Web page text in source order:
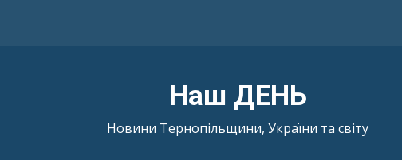
Наш ДЕНЬ
Новини Тернопільщини, України та світу